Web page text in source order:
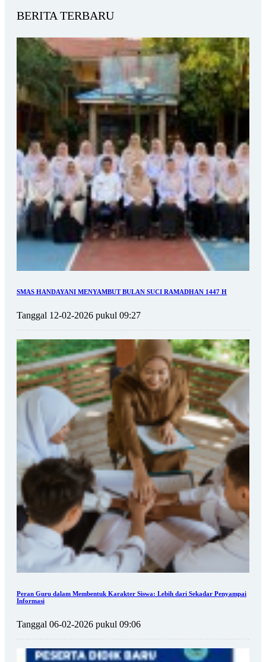
BERITA TERBARU
SMAS HANDAYANI MENYAMBUT BULAN SUCI RAMADHAN 1447 H
Tanggal 12-02-2026 pukul 09:27
Peran Guru dalam Membentuk Karakter Siswa: Lebih dari Sekadar Penyampai
Informasi
Tanggal 06-02-2026 pukul 09:06